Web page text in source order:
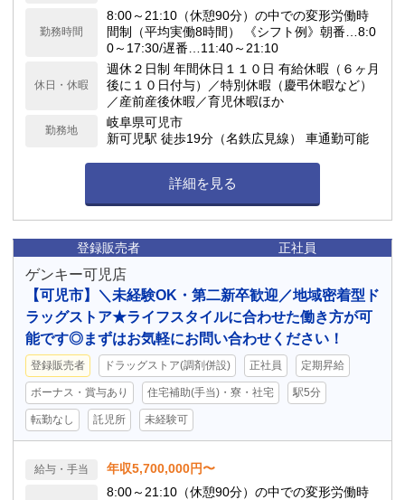
勤務時間
8:00～21:10（休憩90分）の中での変形労働時
間制（平均実働8時間） 《シフト例》朝番…8:0
0～17:30/遅番…11:40～21:10
休日・休暇
週休２日制 年間休日１１０日 有給休暇（６ヶ月
後に１０日付与）／特別休暇（慶弔休暇など）
／産前産後休暇／育児休暇ほか
勤務地
岐阜県可児市
新可児駅 徒歩19分（名鉄広見線） 車通勤可能
詳細を見る
登録販売者 正社員
ゲンキー可児店
【可児市】＼未経験OK・第二新卒歓迎／地域密着型ド
ラッグストア★ライフスタイルに合わせた働き方が可
能です◎まずはお気軽にお問い合わせください！
登録販売者 ドラッグストア(調剤併設) 正社員 定期昇給
ボーナス・賞与あり 住宅補助(手当)・寮・社宅 駅5分
転勤なし 託児所 未経験可
給与・手当 年収5,700,000円〜
8:00～21:10（休憩90分）の中での変形労働時